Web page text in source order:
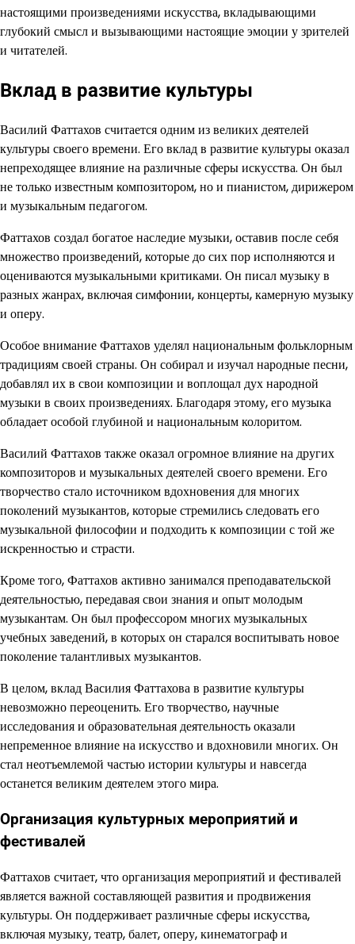
настоящими произведениями искусства, вкладывающими
глубокий смысл и вызывающими настоящие эмоции у зрителей
и читателей.
Вклад в развитие культуры
Василий Фаттахов считается одним из великих деятелей
культуры своего времени. Его вклад в развитие культуры оказал
непреходящее влияние на различные сферы искусства. Он был
не только известным композитором, но и пианистом, дирижером
и музыкальным педагогом.
Фаттахов создал богатое наследие музыки, оставив после себя
множество произведений, которые до сих пор исполняются и
оцениваются музыкальными критиками. Он писал музыку в
разных жанрах, включая симфонии, концерты, камерную музыку
и оперу.
Особое внимание Фаттахов уделял национальным фольклорным
традициям своей страны. Он собирал и изучал народные песни,
добавлял их в свои композиции и воплощал дух народной
музыки в своих произведениях. Благодаря этому, его музыка
обладает особой глубиной и национальным колоритом.
Василий Фаттахов также оказал огромное влияние на других
композиторов и музыкальных деятелей своего времени. Его
творчество стало источником вдохновения для многих
поколений музыкантов, которые стремились следовать его
музыкальной философии и подходить к композиции с той же
искренностью и страсти.
Кроме того, Фаттахов активно занимался преподавательской
деятельностью, передавая свои знания и опыт молодым
музыкантам. Он был профессором многих музыкальных
учебных заведений, в которых он старался воспитывать новое
поколение талантливых музыкантов.
В целом, вклад Василия Фаттахова в развитие культуры
невозможно переоценить. Его творчество, научные
исследования и образовательная деятельность оказали
непременное влияние на искусство и вдохновили многих. Он
стал неотъемлемой частью истории культуры и навсегда
останется великим деятелем этого мира.
Организация культурных мероприятий и
фестивалей
Фаттахов считает, что организация мероприятий и фестивалей
является важной составляющей развития и продвижения
культуры. Он поддерживает различные сферы искусства,
включая музыку, театр, балет, оперу, кинематограф и